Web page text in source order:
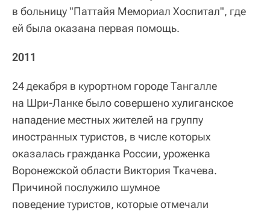
в больницу "Паттайя Мемориал Хоспитал", где
ей была оказана первая помощь.
2011
24 декабря в курортном городе Тангалле
на Шри‑Ланке было совершено хулиганское
нападение местных жителей на группу
иностранных туристов, в числе которых
оказалась гражданка России, уроженка
Воронежской области Виктория Ткачева.
Причиной послужило шумное
поведение туристов, которые отмечали